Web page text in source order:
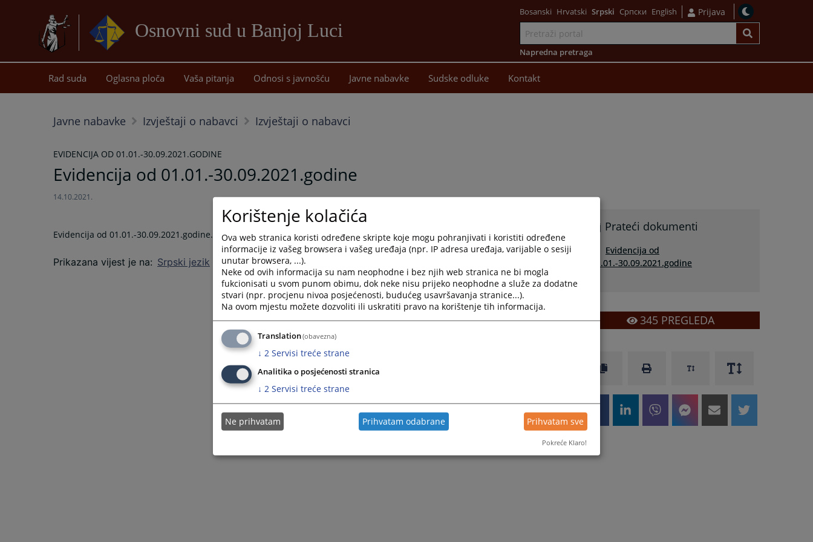
Osnovni sud u Banjoj Luci
sadržaj
Bosanski Hrvatski Srpski Српски English Prijava
Napredna pretraga
Rad suda Oglasna ploča Vaša pitanja Odnosi s javnošću Javne nabavke Sudske odluke Kontakt
Javne nabavke Izvještaji o nabavci Izvještaji o nabavci
EVIDENCIJA OD 01.01.-30.09.2021.GODINE
Evidencija od 01.01.-30.09.2021.godine
14.10.2021.
Evidencija od 01.01.-30.09.2021.godine.
Prikazana vijest je na: Srpski jezik
Prateći dokumenti
Evidencija od
01.01.-30.09.2021.godine
345PREGLEDA
Korištenje kolačića
Ova web stranica koristi određene skripte koje mogu pohranjivati i koristiti određene
informacije iz vašeg browsera i vašeg uređaja (npr. IP adresa uređaja, varijable o sesiji
unutar browsera, ...).
Neke od ovih informacija su nam neophodne i bez njih web stranica ne bi mogla
fukcionisati u svom punom obimu, dok neke nisu prijeko neophodne a služe za dodatne
stvari (npr. procjenu nivoa posjećenosti, budućeg usavršavanja stranice...).
Na ovom mjestu možete dozvoliti ili uskratiti pravo na korištenje tih informacija.
Translation(obavezna)
↓ 2 Servisi treće strane
Analitika o posjećenosti stranica
↓ 2 Servisi treće strane
Ne prihvatam Prihvatam odabrane Prihvatam sve
Pokreće Klaro!